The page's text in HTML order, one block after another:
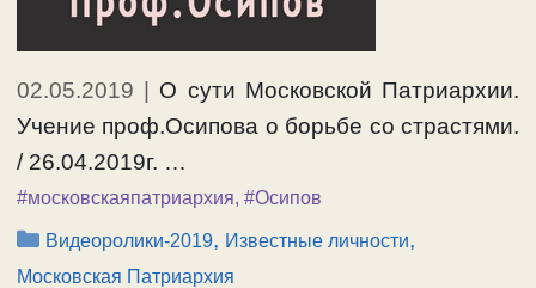
02.05.2019
О сути Московской Патриархии.
Учение проф.Осипова о борьбе со страстями.
/ 26.04.2019г. …
#московскаяпатриархия, #Осипов
Рубрики
Видеоролики-2019, Известные личности,
Московская Патриархия